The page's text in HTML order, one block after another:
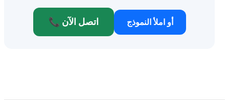
📞 اتصل الآن أو املأ النموذج